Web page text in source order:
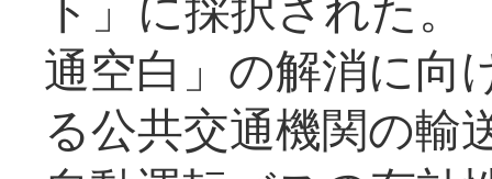
通空白」の解消に向
る公共交通機関の輸